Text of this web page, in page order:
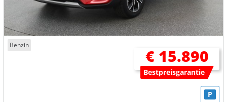
Benzin
€ 15.890
Bestpreisgarantie
P